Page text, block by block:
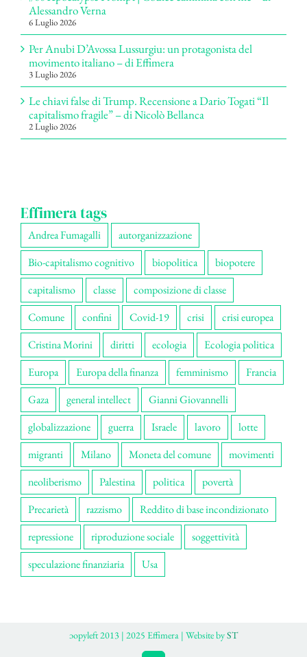
Alessandro Verna
6 Luglio 2026
Per Anubi D’Avossa Lussurgiu: un protagonista del
movimento italiano – di Effimera
3 Luglio 2026
Le chiavi false di Trump. Recensione a Dario Togati “Il
capitalismo fragile” – di Nicolò Bellanca
2 Luglio 2026
Effimera tags
Andrea Fumagalli
autorganizzazione
Bio-capitalismo cognitivo
biopolitica
biopotere
capitalismo
classe
composizione di classe
Comune
confini Covid-19 crisi
crisi europea
Cristina Morini
diritti ecologia
Ecologia politica
Europa
Europa della finanza femminismo
Francia
Gaza
general intellect
Gianni Giovannelli
globalizzazione
guerra Israele lavoro
lotte
migranti
Milano Moneta del comune
movimenti
neoliberismo
Palestina politica
povertà
Precarietà
razzismo
Reddito di base incondizionato
repressione
riproduzione sociale
soggettività
speculazione finanziaria
Usa
ɔopyleft 2013 | 2025 Effimera | Website byST